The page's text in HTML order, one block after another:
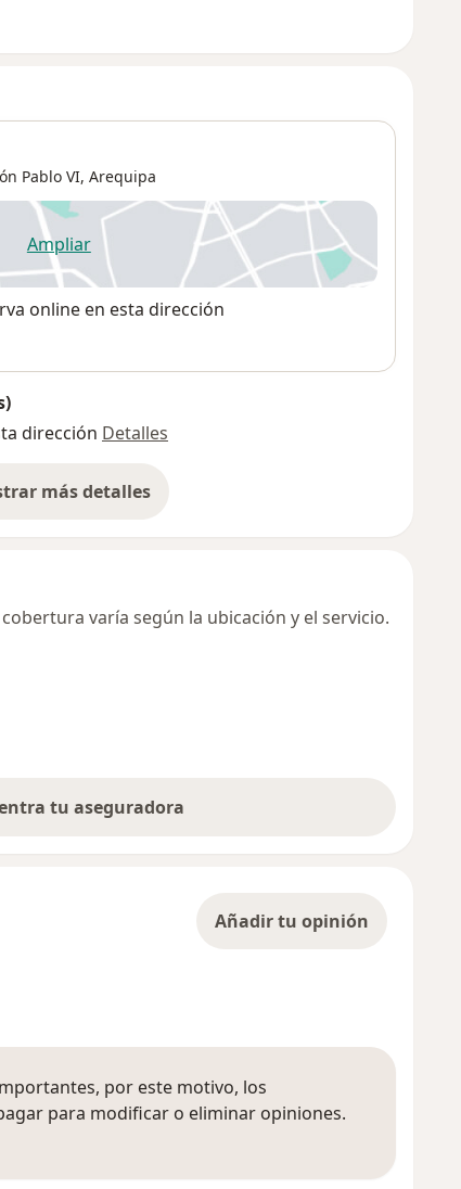
Pablo VI, Arequipa
Ampliarse abre en una nueva pestaña
online en esta dirección
dirección Detalles
más detalles
sobre la dirección
varía según la ubicación y el servicio.
tu aseguradora
Añadir tu opinión
por este motivo, los
para modificar o eliminar opiniones.